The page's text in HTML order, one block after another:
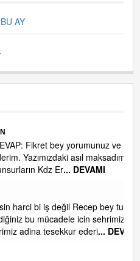
BU AY
yorumunuz ve ilginiz için
asıl maksadımız, mitolojik
... DEVAMI
Recep bey turk islam davasi
icin sehrimiz ve
ederi... DEVAMI